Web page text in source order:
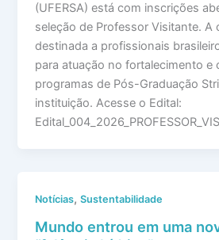
(UFERSA) está com inscrições
seleção de Professor Visitante. A
destinada a profissionais
para atuação no fortalecimento e
programas de Pós-Graduação
instituição. Acesse o Edital:
Notícias,Sustentabilidade
Mundo entrou em uma